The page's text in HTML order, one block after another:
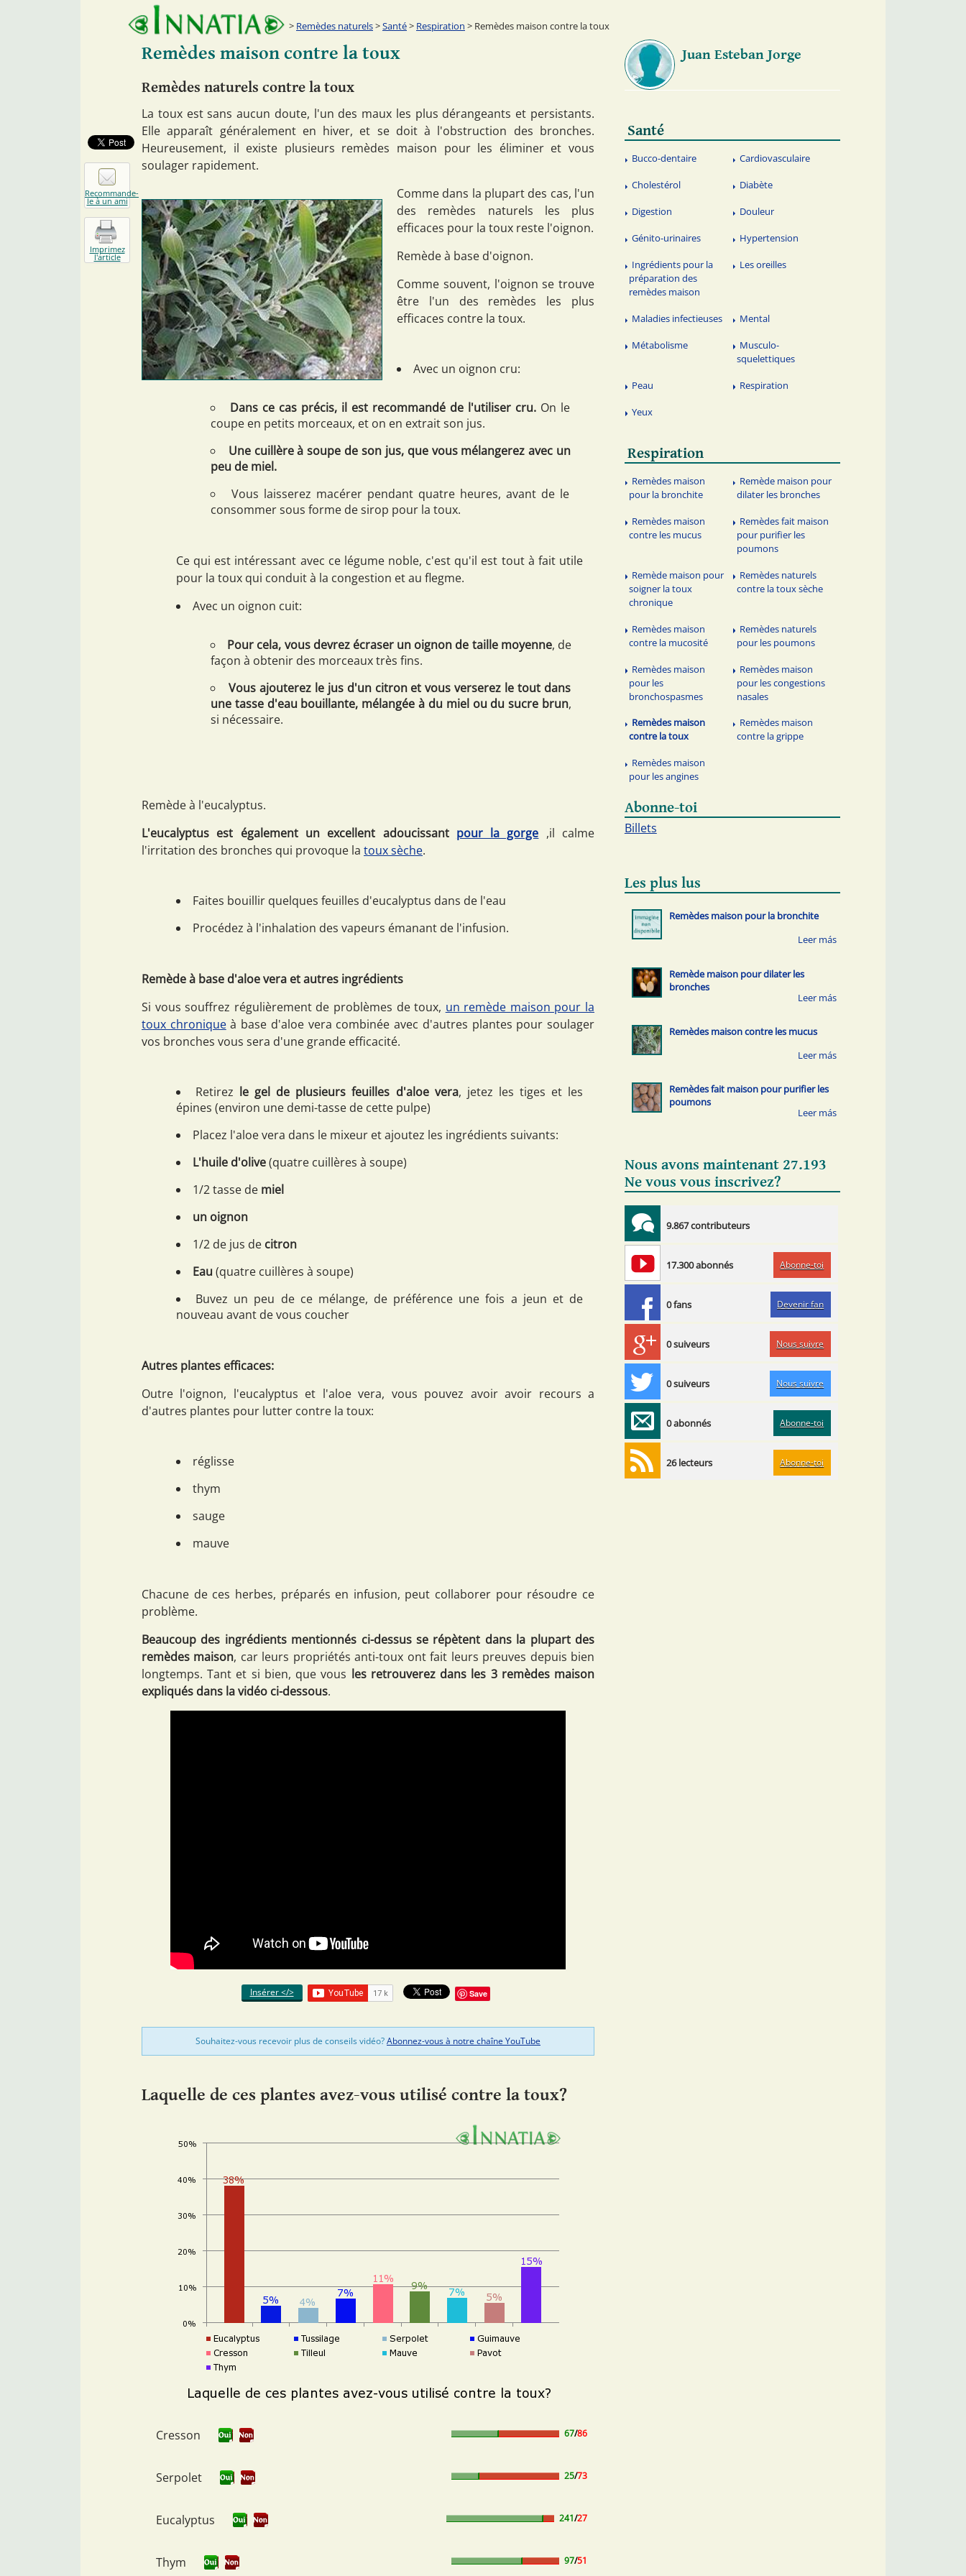
Remèdes naturels>Santé> Respiration > Remèdes maison contre la toux
Remèdes maison contre la toux
Remèdes naturels contre la toux
La toux est sans aucun doute, l'un des maux les plus dérangeants et persistants.
Elle apparaît généralement en hiver, et se doit à l'obstruction des bronches.
Heureusement, il existe plusieurs remèdes maison pour les éliminer et vous
soulager rapidement.
Comme dans la plupart des cas, l'un
des remèdes naturels les plus
efficaces pour la toux reste l'oignon.
Remède à base d'oignon.
Comme souvent, l'oignon se trouve
être l'un des remèdes les plus
efficaces contre la toux.
Avec un oignon cru:
Dans ce cas précis, il est recommandé de l'utiliser cru. On le
coupe en petits morceaux, et on en extrait son jus.
Une cuillère à soupe de son jus, que vous mélangerez avec un
peu de miel.
Vous laisserez macérer pendant quatre heures, avant de le
consommer sous forme de sirop pour la toux.
Ce qui est intéressant avec ce légume noble, c'est qu'il est tout à fait utile
pour la toux qui conduit à la congestion et au flegme.
Avec un oignon cuit:
Pour cela, vous devrez écraser un oignon de taille moyenne, de
façon à obtenir des morceaux très fins.
Vous ajouterez le jus d'un citron et vous verserez le tout dans
une tasse d'eau bouillante, mélangée à du miel ou du sucre brun,
si nécessaire.
Remède à l'eucalyptus.
L'eucalyptus est également un excellent adoucissant pour la gorge ,il calme
l'irritation des bronches qui provoque la toux sèche.
Faites bouillir quelques feuilles d'eucalyptus dans de l'eau
Procédez à l'inhalation des vapeurs émanant de l'infusion.
Remède à base d'aloe vera et autres ingrédients
Si vous souffrez régulièrement de problèmes de toux, un remède maison pour la
toux chroniqueà base d'aloe vera combinée avec d'autres plantes pour soulager
vos bronches vous sera d'une grande efficacité.
Retirez le gel de plusieurs feuilles d'aloe vera, jetez les tiges et les
épines (environ une demi-tasse de cette pulpe)
Placez l'aloe vera dans le mixeur et ajoutez les ingrédients suivants:
L'huile d'olive(quatre cuillères à soupe)
1/2 tasse de miel
un oignon
1/2 de jus de citron
Eau (quatre cuillères à soupe)
Buvez un peu de ce mélange, de préférence une fois a jeun et de
nouveau avant de vous coucher
Autres plantes efficaces:
Outre l'oignon, l'eucalyptus et l'aloe vera, vous pouvez avoir avoir recours a
d'autres plantes pour lutter contre la toux:
réglisse
thym
sauge
mauve
Chacune de ces herbes, préparés en infusion, peut collaborer pour résoudre ce
problème.
Beaucoup des ingrédients mentionnés ci-dessus se répètent dans la plupart des
remèdes maison, car leurs propriétés anti-toux ont fait leurs preuves depuis bien
longtemps. Tant et si bien, que vous les retrouverez dans les 3 remèdes maison
expliqués dans la vidéo ci-dessous.
Insérer </> Save
Souhaitez-vous recevoir plus de conseils vidéo?Abonnez-vous à notre chaîne YouTube
Laquelle de ces plantes avez-vous utilisé contre la toux?
Cresson 67/86
Serpolet 25/73
Eucalyptus 241/27
Thym 97/51
Juan Esteban Jorge
Santé
Bucco-dentaire Cardiovasculaire
Cholestérol Diabète
Digestion Douleur
Génito-urinaires Hypertension
Ingrédients pour la
préparation des
remèdes maison
Les oreilles
Maladies infectieuses Mental
Métabolisme
Musculo-
squelettiques
Peau Respiration
Yeux
Respiration
Remèdes maison
pour la bronchite
Remède maison pour
dilater les bronches
Remèdes maison
contre les mucus
Remèdes fait maison
pour purifier les
poumons
Remède maison pour
soigner la toux
chronique
Remèdes naturels
contre la toux sèche
Remèdes maison
contre la mucosité
Remèdes naturels
pour les poumons
Remèdes maison
pour les
bronchospasmes
Remèdes maison
pour les congestions
nasales
Remèdes maison
contre la toux
Remèdes maison
contre la grippe
Remèdes maison
pour les angines
Abonne-toi
Billets
Les plus lus
Remèdes maison pour la bronchite
Remède maison pour dilater les
bronches
Remèdes maison contre les mucus
Remèdes fait maison pour purifier les
poumons
Nous avons maintenant 27.193
Ne vous vous inscrivez?
9.867 contributeurs
17.300 abonnés Abonne-toi
0 fans Devenir fan
0 suiveurs Nous suivre
0 suiveurs Nous suivre
0 abonnés Abonne-toi
26 lecteurs Abonne-toi
Recommande-
le à un ami
Imprimez
l'article